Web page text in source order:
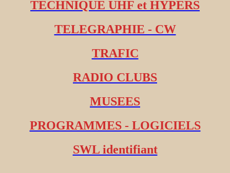
TECHNIQUE UHF et HYPERS
TELEGRAPHIE - CW
TRAFIC
RADIO CLUBS
MUSEES
PROGRAMMES - LOGICIELS
SWL identifiant